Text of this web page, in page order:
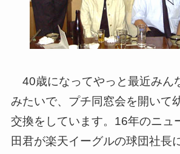
40歳になってやっと最近みん
みたいで、プチ同窓会を開いて
交換をしています。16年のニュ
田君が楽天イーグルの球団社長